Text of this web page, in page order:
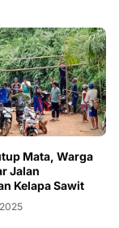
Mata, Warga
Jalan
Kelapa Sawit